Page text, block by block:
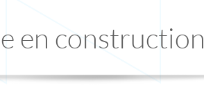
en construction